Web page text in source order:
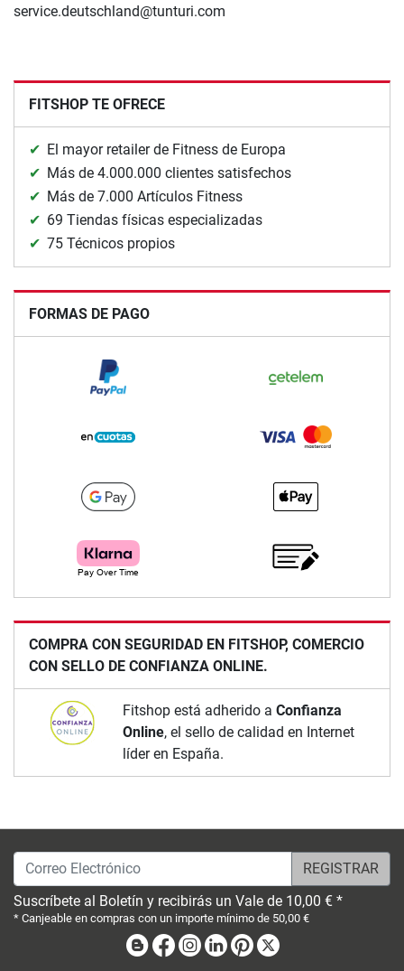
service.deutschland@tunturi.com
FITSHOP TE OFRECE
El mayor retailer de Fitness de Europa
Más de 4.000.000 clientes satisfechos
Más de 7.000 Artículos Fitness
69 Tiendas físicas especializadas
75 Técnicos propios
FORMAS DE PAGO
COMPRA CON SEGURIDAD EN FITSHOP, COMERCIO
CON SELLO DE CONFIANZA ONLINE.
Fitshop está adherido a Confianza
Online, el sello de calidad en Internet
líder en España.
Correo Electrónico
Suscríbete al Boletín y recibirás un Vale de 10,00 € *
* Canjeable en compras con un importe mínimo de 50,00 €
BlogFacebook
Instagram
LinkedinPinterest